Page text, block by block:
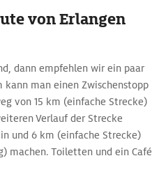
von Erlangen
dann empfehlen wir ein paar
kann man einen Zwischenstopp
von 15 km (einfache Strecke)
Verlauf der Strecke
und 6 km (einfache Strecke)
) machen. Toiletten und ein Café